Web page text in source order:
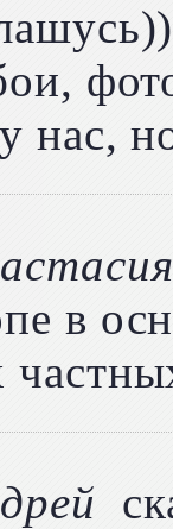
нас,
в